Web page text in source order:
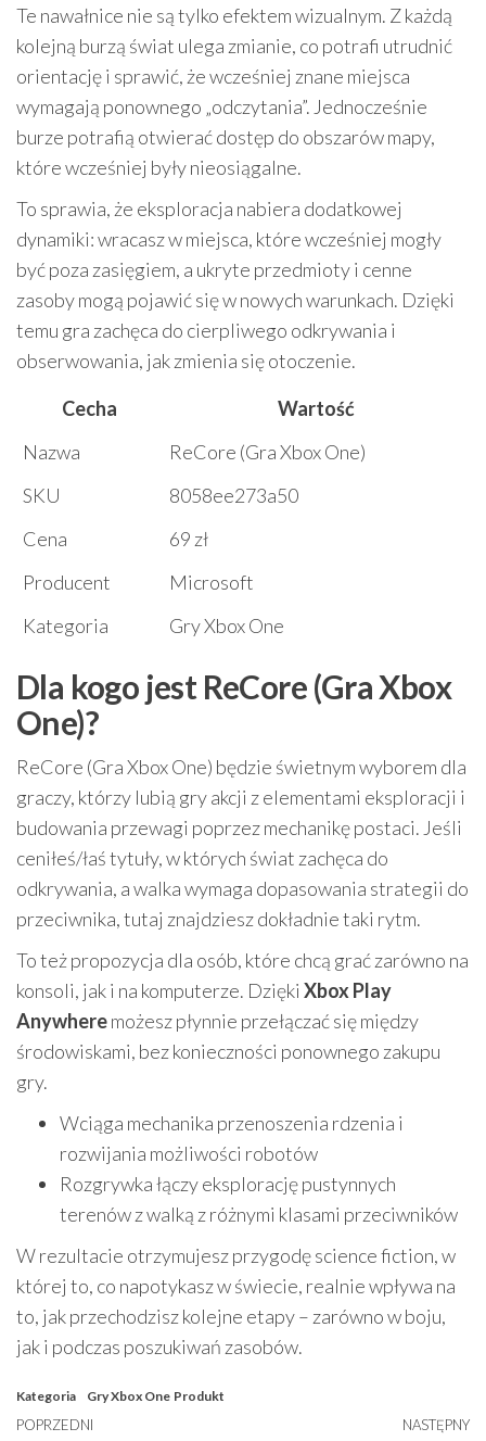
Te nawałnice nie są tylko efektem wizualnym. Z każdą
kolejną burzą świat ulega zmianie, co potrafi utrudnić
orientację i sprawić, że wcześniej znane miejsca
wymagają ponownego „odczytania”. Jednocześnie
burze potrafią otwierać dostęp do obszarów mapy,
które wcześniej były nieosiągalne.
To sprawia, że eksploracja nabiera dodatkowej
dynamiki: wracasz w miejsca, które wcześniej mogły
być poza zasięgiem, a ukryte przedmioty i cenne
zasoby mogą pojawić się w nowych warunkach. Dzięki
temu gra zachęca do cierpliwego odkrywania i
obserwowania, jak zmienia się otoczenie.
Cecha
Wartość
Nazwa
ReCore (Gra Xbox One)
SKU
8058ee273a50
Cena
69 zł
Producent
Microsoft
Kategoria
Gry Xbox One
Dla kogo jest ReCore (Gra Xbox
One)?
ReCore (Gra Xbox One) będzie świetnym wyborem dla
graczy, którzy lubią gry akcji z elementami eksploracji i
budowania przewagi poprzez mechanikę postaci. Jeśli
ceniłeś/łaś tytuły, w których świat zachęca do
odkrywania, a walka wymaga dopasowania strategii do
przeciwnika, tutaj znajdziesz dokładnie taki rytm.
To też propozycja dla osób, które chcą grać zarówno na
konsoli, jak i na komputerze. Dzięki Xbox Play
Anywheremożesz płynnie przełączać się między
środowiskami, bez konieczności ponownego zakupu
gry.
Wciąga mechanika przenoszenia rdzenia i
rozwijania możliwości robotów
Rozgrywka łączy eksplorację pustynnych
terenów z walką z różnymi klasami przeciwników
W rezultacie otrzymujesz przygodę science fiction, w
której to, co napotykasz w świecie, realnie wpływa na
to, jak przechodzisz kolejne etapy – zarówno w boju,
jak i podczas poszukiwań zasobów.
Kategoria Gry Xbox One Produkt
Nawigacja
Poprzedni
POPRZEDNI NASTĘPNY